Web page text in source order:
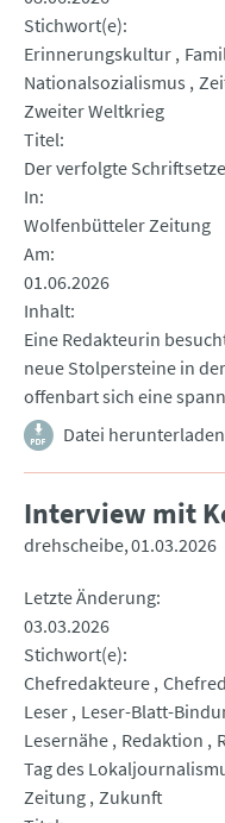
Stichwort(e)
Erinnerungskultur
Nationalsozialismus
Zweiter Weltkrieg
Titel
Der verfolgte
In
Wolfenbütteler Zeitung
Am
01.06.2026
Inhalt
Eine Redakteurin
neue Stolpersteine in
offenbart sich eine
Datei herunterladen
Interview mit
drehscheibe 01.03.2026
Letzte Änderung
03.03.2026
Stichwort(e)
Chefredakteure
Leser Leser-Blatt-
Lesernähe Redaktion
Tag des
Zeitung Zukunft